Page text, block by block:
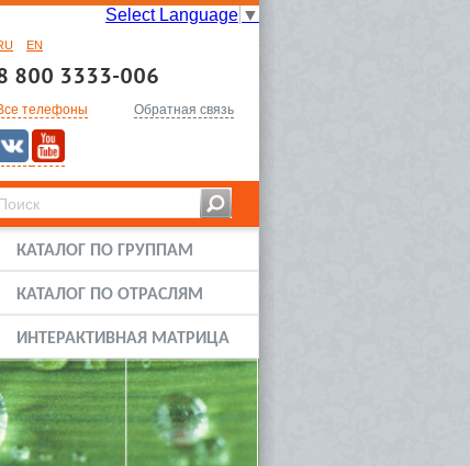
Select Language ▼
EN
800 3333-006
телефоны Обратная связь
КАТАЛОГ ПО ГРУППАМ
КАТАЛОГ ПО ОТРАСЛЯМ
ИНТЕРАКТИВНАЯ МАТРИЦА